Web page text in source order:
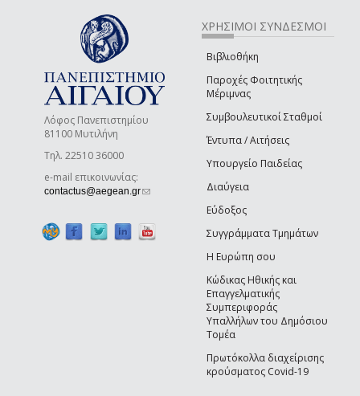
Λόφος Πανεπιστημίου
81100 Μυτιλήνη
Τηλ. 22510 36000
e-mail επικοινωνίας:
contactus@aegean.gr(link sends e-mail)
ΧΡΗΣΙΜΟΙ ΣΥΝΔΕΣΜΟΙ
Βιβλιοθήκη
Παροχές Φοιτητικής
Μέριμνας
Συμβουλευτικοί Σταθμοί
Έντυπα / Αιτήσεις
Υπουργείο Παιδείας
Διαύγεια
Εύδοξος
Συγγράμματα Τμημάτων
Η Ευρώπη σου
Κώδικας Ηθικής και
Επαγγελματικής
Συμπεριφοράς
Υπαλλήλων του Δημόσιου
Τομέα
Πρωτόκολλα διαχείρισης
κρούσματος Covid-19